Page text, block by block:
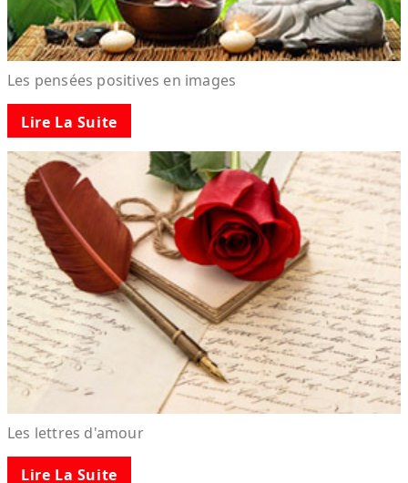
Les pensées positives en images
Lire La Suite
Les lettres d'amour
Lire La Suite